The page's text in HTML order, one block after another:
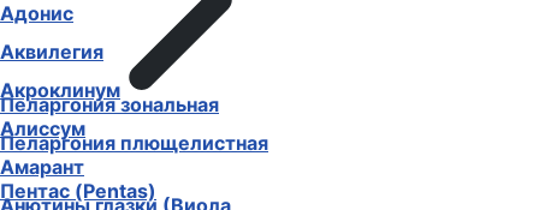
Пеларгония зональная
Пеларгония плющелистная
Пентас (Pentas)
Адонис
Аквилегия
Акроклинум
Алиссум
Амарант
Анютины глазки (Виола